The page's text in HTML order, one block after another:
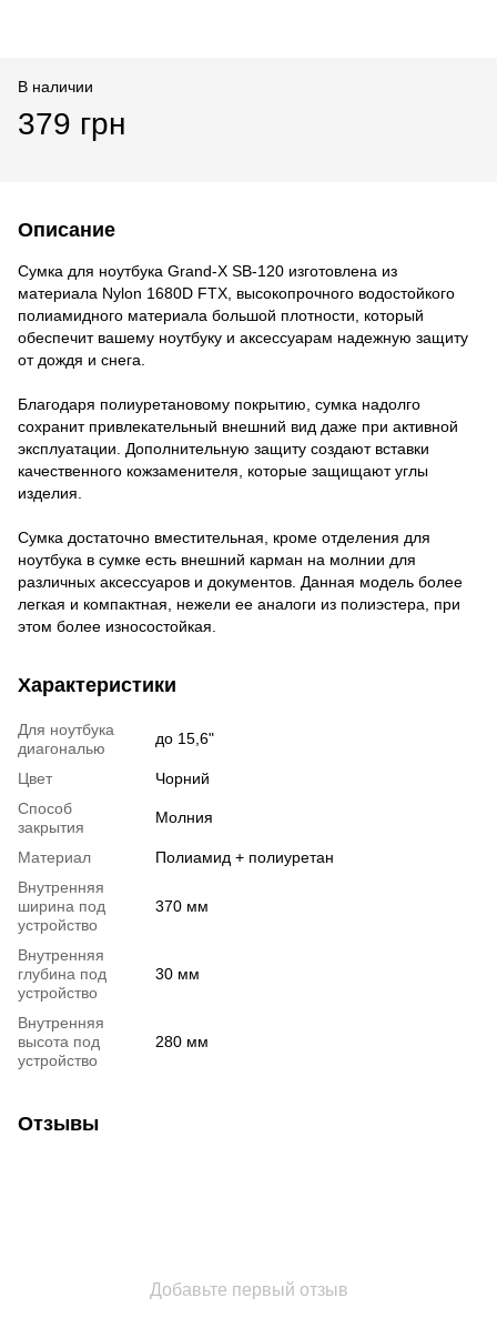
В наличии
379 грн
Описание
Сумка для ноутбука Grand-X SB-120 изготовлена из
материала Nylon 1680D FTX, высокопрочного водостойкого
полиамидного материала большой плотности, который
обеспечит вашему ноутбуку и аксессуарам надежную защиту
от дождя и снега.
Благодаря полиуретановому покрытию, сумка надолго
сохранит привлекательный внешний вид даже при активной
эксплуатации. Дополнительную защиту создают вставки
качественного кожзаменителя, которые защищают углы
изделия.
Сумка достаточно вместительная, кроме отделения для
ноутбука в сумке есть внешний карман на молнии для
различных аксессуаров и документов. Данная модель более
легкая и компактная, нежели ее аналоги из полиэстера, при
этом более износостойкая.
Характеристики
Для ноутбука
диагональю
до 15,6"
Цвет
Чорний
Способ
закрытия
Молния
Материал
Полиамид + полиуретан
Внутренняя
ширина под
устройство
370 мм
Внутренняя
глубина под
устройство
30 мм
Внутренняя
высота под
устройство
280 мм
Отзывы
Добавьте первый отзыв